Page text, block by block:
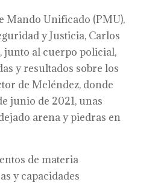
Mando Unificado (PMU),
y Justicia, Carlos
junto al cuerpo policial,
y resultados sobre los
de Meléndez, donde
junio de 2021, unas
arena y piedras en
de materia
y capacidades